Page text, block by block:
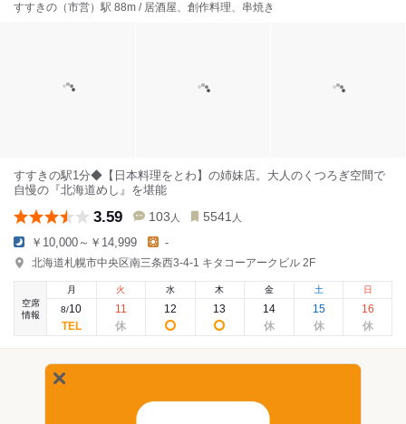
すすきの（市営）駅 88m / 居酒屋、創作料理、串焼き
すすきの駅1分◆【日本料理をとわ】の姉妹店。大人のくつろぎ空間で
自慢の『北海道めし』を堪能
3.59 103 人 5541 人
￥10,000～￥14,999 -
北海道札幌市中央区南三条西3-4-1 キタコーアークビル 2F
空席
情報
月
8/10
火
11
水
12
木
13
金
14
土
15
日
16